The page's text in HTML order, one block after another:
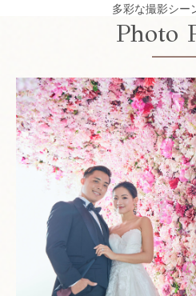
多彩な撮影シー
Photo